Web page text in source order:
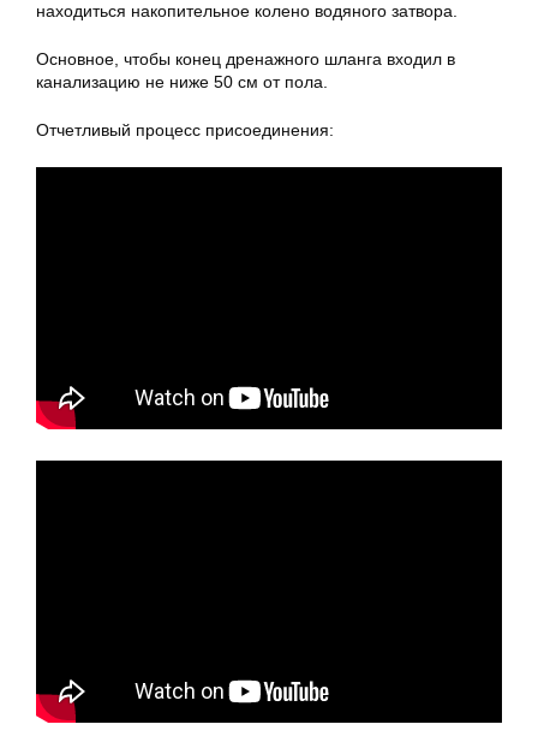
находиться накопительное колено водяного затвора.
Основное, чтобы конец дренажного шланга входил в
канализацию не ниже 50 см от пола.
Отчетливый процесс присоединения: